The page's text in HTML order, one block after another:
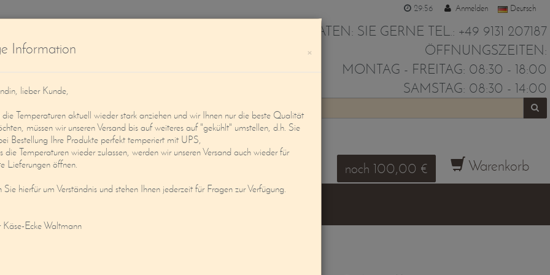
29:55 Anmelden Deutsch
WIR BERATEN: SIE GERNE TEL.: +49 9131 207187
ÖFFNUNGSZEITEN:
MONTAG - FREITAG: 08:30 - 18:00
SAMSTAG: 08:30 - 14:00
Service noch 100,00 € Warenkorb
Information ×
lieber Kunde,
Temperaturen aktuell wieder stark anziehen und wir Ihnen nur die beste Qualität
müssen wir unseren Versand bis auf weiteres auf "gekühlt" umstellen, d.h. Sie
Bestellung Ihre Produkte perfekt temperiert mit UPS,
die Temperaturen wieder zulassen, werden wir unseren Versand auch wieder für
Lieferungen öffnen.
hierfür um Verständnis und stehen Ihnen jederzeit für Fragen zur Verfügung.
Käse-Ecke Waltmann
M. SAKE AFFINIERT